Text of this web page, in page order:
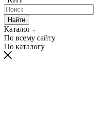
Найти
Каталог
По всему сайту
По каталогу